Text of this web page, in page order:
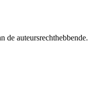
de auteursrechthebbende.